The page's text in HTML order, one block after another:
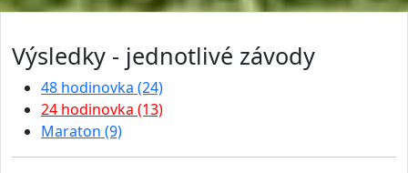
Výsledky - jednotlivé závody
48 hodinovka (24)
24 hodinovka (13)
Maraton (9)